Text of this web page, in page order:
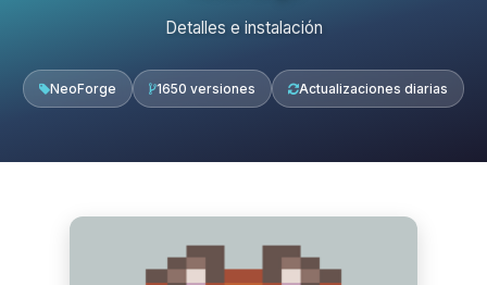
Detalles e instalación
NeoForge 1650 versiones Actualizaciones diarias